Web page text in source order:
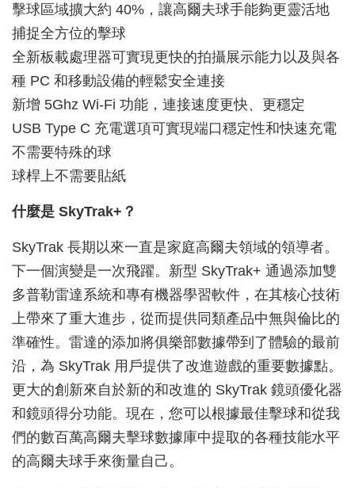
擊球區域擴大約 40%，讓高爾夫球手能夠更靈活地
捕捉全方位的擊球
全新板載處理器可實現更快的拍攝展示能力以及與各
種 PC 和移動設備的輕鬆安全連接
新增 5Ghz Wi-Fi 功能，連接速度更快、更穩定
USB Type C 充電選項可實現端口穩定性和快速充電
不需要特殊的球
球桿上不需要貼紙
什麼是 SkyTrak+？
SkyTrak 長期以來一直是家庭高爾夫領域的領導者。
下一個演變是一次飛躍。新型 SkyTrak+ 通過添加雙
多普勒雷達系統和專有機器學習軟件，在其核心技術
上帶來了重大進步，從而提供同類產品中無與倫比的
準確性。雷達的添加將俱樂部數據帶到了體驗的最前
沿，為 SkyTrak 用戶提供了改進遊戲的重要數據點。
更大的創新來自於新的和改進的 SkyTrak 鏡頭優化器
和鏡頭得分功能。現在，您可以根據最佳擊球和從我
們的數百萬高爾夫擊球數據庫中提取的各種技能水平
的高爾夫球手來衡量自己。